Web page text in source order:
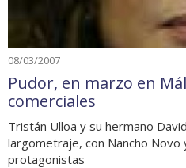
08/03/2007
Pudor, en marzo en
comerciales
Tristán Ulloa y su hermano
largometraje, con Nancho Novo
protagonistas